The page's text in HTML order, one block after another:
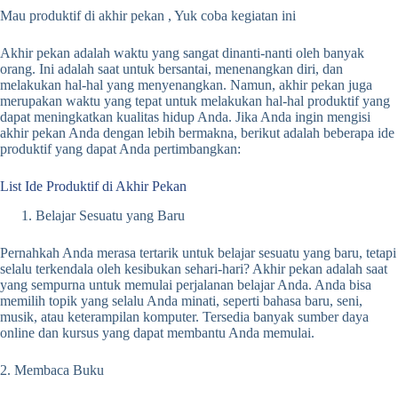
Mau produktif di akhir pekan , Yuk coba kegiatan ini
Akhir pekan adalah waktu yang sangat dinanti-nanti oleh banyak
orang. Ini adalah saat untuk bersantai, menenangkan diri, dan
melakukan hal-hal yang menyenangkan. Namun, akhir pekan juga
merupakan waktu yang tepat untuk melakukan hal-hal produktif yang
dapat meningkatkan kualitas hidup Anda. Jika Anda ingin mengisi
akhir pekan Anda dengan lebih bermakna, berikut adalah beberapa ide
produktif yang dapat Anda pertimbangkan:
List Ide Produktif di Akhir Pekan
Belajar Sesuatu yang Baru
Pernahkah Anda merasa tertarik untuk belajar sesuatu yang baru, tetapi
selalu terkendala oleh kesibukan sehari-hari? Akhir pekan adalah saat
yang sempurna untuk memulai perjalanan belajar Anda. Anda bisa
memilih topik yang selalu Anda minati, seperti bahasa baru, seni,
musik, atau keterampilan komputer. Tersedia banyak sumber daya
online dan kursus yang dapat membantu Anda memulai.
2. Membaca Buku